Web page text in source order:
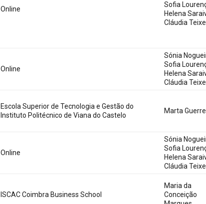
Online
Sofia
Helena
Cláudia
Online
Sónia
Sofia
Helena
Cláudia
Escola Superior de Tecnologia e Gestão do
Instituto Politécnico de Viana do Castelo
Marta
Online
Sónia
Sofia
Helena
Cláudia
ISCAC Coimbra Business School
Maria da
Conceição